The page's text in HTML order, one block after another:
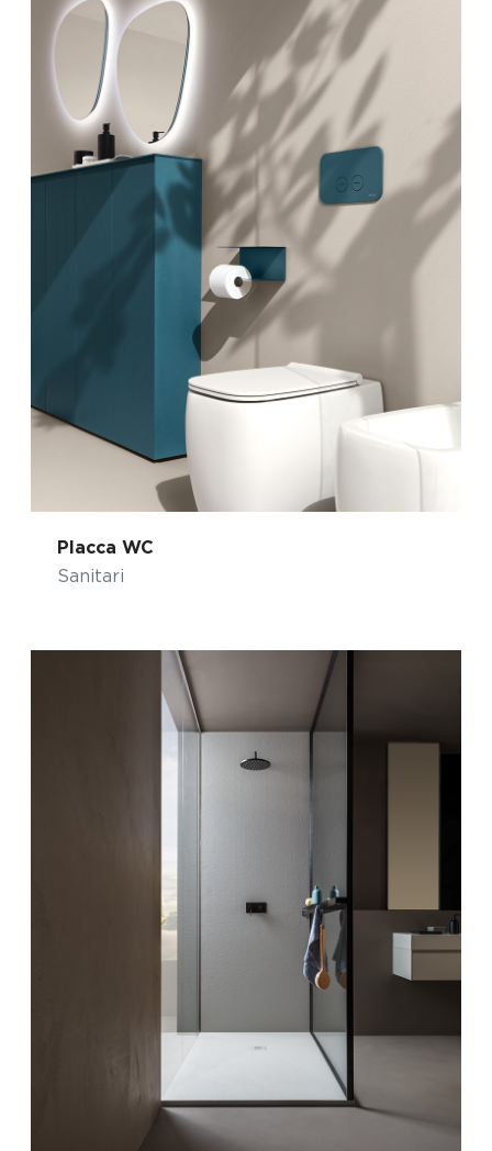
Placca WC
Sanitari